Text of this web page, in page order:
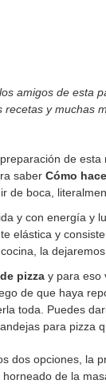
amigos de esta
y muchas
de
saber Cómo
de boca,
y con energía y
elástica y
la
pizza y para eso
de que haya
toda. Puedes
para pizza
dos opciones, la
de la